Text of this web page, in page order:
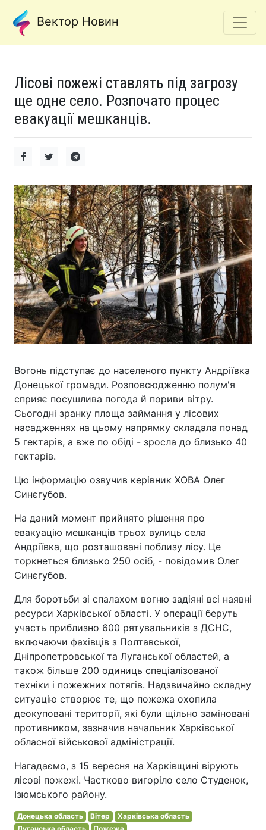
Вектор Новин
Лісові пожежі ставлять під загрозу
ще одне село. Розпочато процес
евакуації мешканців.
Вогонь підступає до населеного пункту Андріївка
Донецької громади. Розповсюдженню полум'я
сприяє посушлива погода й пориви вітру.
Сьогодні зранку площа займання у лісових
насадженнях на цьому напрямку складала понад
5 гектарів, а вже по обіді - зросла до близько 40
гектарів.
Цю інформацію озвучив керівник ХОВА Олег
Синєгубов.
На даний момент прийнято рішення про
евакуацію мешканців трьох вулиць села
Андріївка, що розташовані поблизу лісу. Це
торкнеться близько 250 осіб, - повідомив Олег
Синєгубов.
Для боротьби зі спалахом вогню задіяні всі наявні
ресурси Харківської області. У операції беруть
участь приблизно 600 рятувальників з ДСНС,
включаючи фахівців з Полтавської,
Дніпропетровської та Луганської областей, а
також більше 200 одиниць спеціалізованої
техніки і пожежних потягів. Надзвичайно складну
ситуацію створює те, що пожежа охопила
деокуповані території, які були щільно заміновані
противником, зазначив начальник Харківської
обласної військової адміністрації.
Нагадаємо, з 15 вересня на Харківщині вірують
лісові пожежі. Частково вигоріло село Студенок,
Ізюмського району.
Донецька область Вітер
Харківська область
Луганська область
Пожежа